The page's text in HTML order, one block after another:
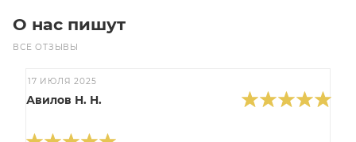
О нас пишут
ВСЕ ОТЗЫВЫ
17 ИЮЛЯ 2025
Авилов Н. Н.